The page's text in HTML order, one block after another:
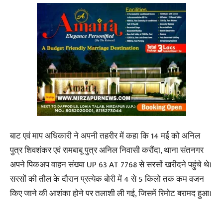
बाट एवं माप अधिकारी ने अपनी तहरीर में कहा कि 14 मई को अनिल
पुत्र शिवशंकर एवं रामबाबू पुत्र अनिल निवासी करौंदा, थाना संतनगर
अपने पिकअप वाहन संख्या UP 63 AT 7768 से सरसों खरीदने पहुंचे थे।
सरसों की तौल के दौरान प्रत्येक बोरी में 4 से 5 किलो तक कम वजन
किए जाने की आशंका होने पर तलाशी ली गई, जिसमें रिमोट बरामद हुआ।